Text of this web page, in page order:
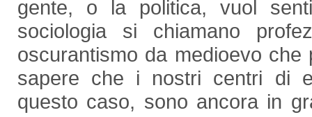
gente, o la politica, vuol
sociologia si chiamano
oscurantismo da medioevo che
sapere che i nostri centri di
questo caso, sono ancora in